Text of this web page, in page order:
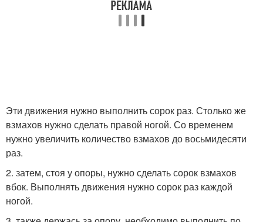
Эти движения нужно выполнить сорок раз. Столько же
взмахов нужно сделать правой ногой. Со временем
нужно увеличить количество взмахов до восьмидесяти
раз.
2. затем, стоя у опоры, нужно сделать сорок взмахов
вбок. Выполнять движения нужно сорок раз каждой
ногой.